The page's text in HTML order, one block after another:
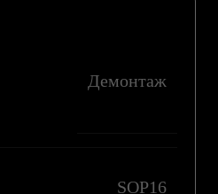
Демонтаж
SOP16